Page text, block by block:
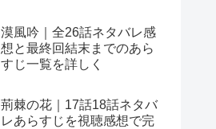
漠風吟｜全26話ネタバレ感
想と最終回結末までのあら
すじ一覧を詳しく
荊棘の花｜17話18話ネタバ
レあらすじを視聴感想で完